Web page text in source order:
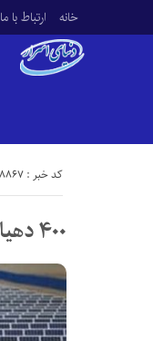
خانه ارتباط با ما
کد خبر : 48867
۴۰۰ دهیاری در اصفهان به نیروگاه خورشیدی مجهز می‌شود